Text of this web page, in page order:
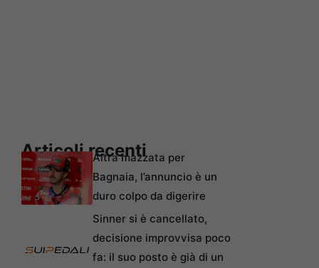
Articoli recenti
Altra mazzata per
Bagnaia, l’annuncio è un
duro colpo da digerire
Sinner si è cancellato,
decisione improvvisa poco
fa: il suo posto è già di un